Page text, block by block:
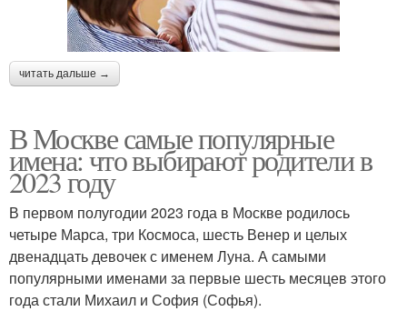
читать дальше →
В Москве самые популярные
имена: что выбирают родители в
2023 году
В первом полугодии 2023 года в Москве родилось
четыре Марса, три Космоса, шесть Венер и целых
двенадцать девочек с именем Луна. А самыми
популярными именами за первые шесть месяцев этого
года стали Михаил и София (Софья).